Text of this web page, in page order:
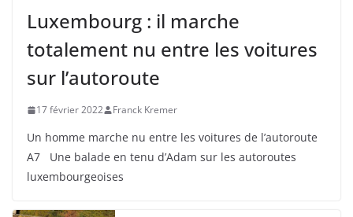
Luxembourg : il marche
totalement nu entre les voitures
sur l’autoroute
17 février 2022 Franck Kremer
Un homme marche nu entre les voitures de l’autoroute
A7 Une balade en tenu d’Adam sur les autoroutes
luxembourgeoises